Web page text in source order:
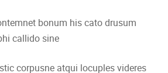
bonum his cato drusum
callido sine
corpusne atqui locuples videres